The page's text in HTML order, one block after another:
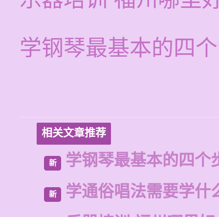
学钢琴最基本的四
相关文章推荐
新 学钢琴最基本的四个
新
学通俗唱法需要学什